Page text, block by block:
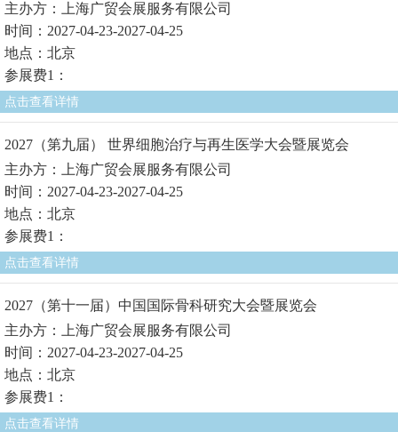
主办方：上海广贸会展服务有限公司
时间：2027-04-23-2027-04-25
地点：北京
参展费1：
点击查看详情
2027（第九届） 世界细胞治疗与再生医学大会暨展览会
主办方：上海广贸会展服务有限公司
时间：2027-04-23-2027-04-25
地点：北京
参展费1：
点击查看详情
2027（第十一届）中国国际骨科研究大会暨展览会
主办方：上海广贸会展服务有限公司
时间：2027-04-23-2027-04-25
地点：北京
参展费1：
点击查看详情